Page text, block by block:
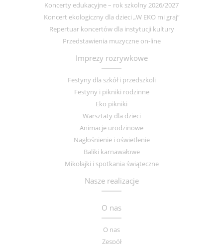
Koncerty edukacyjne – rok szkolny 2026/2027
Koncert ekologiczny dla dzieci „W EKO mi graj”
Repertuar koncertów dla instytucji kultury
Przedstawienia muzyczne on-line
Imprezy rozrywkowe
Festyny dla szkół i przedszkoli
Festyny i pikniki rodzinne
Eko pikniki
Warsztaty dla dzieci
Animacje urodzinowe
Nagłośnienie i oświetlenie
Baliki karnawałowe
Mikołajki i spotkania świąteczne
Nasze realizacje
O nas
O nas
Zespół